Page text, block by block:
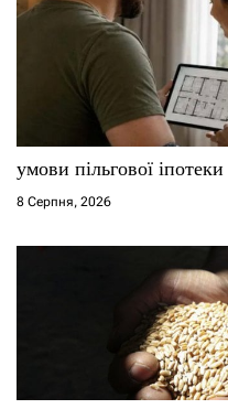
умови пільгової
8 Серпня, 2026